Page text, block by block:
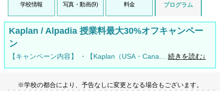
学校情報 写真・動画(9) 料金 プログラム
Kaplan / Alpadia 授業料最大30%オフキャンペー
ン
【キャンペーン内容】 ・【Kaplan（USA・Cana… 続きを読む↓
※学校の都合により、予告なしに変更となる場合もございます。